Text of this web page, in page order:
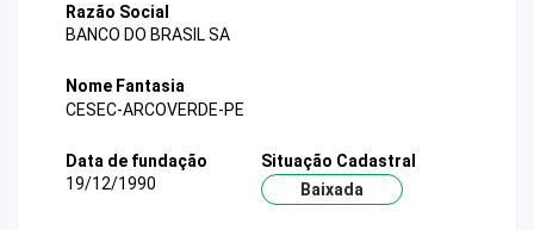
Razão Social
BANCO DO BRASIL SA
Nome Fantasia
CESEC-ARCOVERDE-PE
Data de fundação
19/12/1990
Situação Cadastral
Baixada